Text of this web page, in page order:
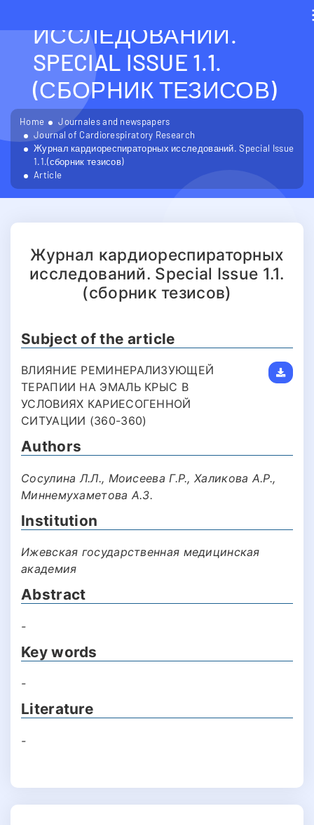
ИССЛЕДОВАНИЙ.
SPECIAL ISSUE 1.1.
(СБОРНИК ТЕЗИСОВ)
Home
Journales and newspapers
Journal of Cardiorespiratory Research
Журнал кардиореспираторных исследований. Special Issue
1.1.(сборник тезисов)
Article
Журнал кардиореспираторных
исследований. Special Issue 1.1.
(сборник тезисов)
Subject of the article
ВЛИЯНИЕ РЕМИНЕРАЛИЗУЮЩЕЙ
ТЕРАПИИ НА ЭМАЛЬ КРЫС В
УСЛОВИЯХ КАРИЕСОГЕННОЙ
СИТУАЦИИ (360-360)
Authors
Сосулина Л.Л., Моисеева Г.Р., Халикова А.Р.,
Миннемухаметова А.З.
Institution
Ижевская государственная медицинская
академия
Abstract
-
Key words
-
Literature
-